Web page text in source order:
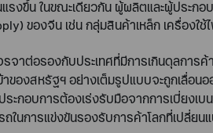
งขึ้น ในขณะเดียวกัน ผู้ผลิตและผู้ประก
ของจีน เช่น กลุ่มสินค้าเหล็ก เครื่องใ
รจาต่อรองกับประเทศที่มีการเกินดุลกา
องสหรัฐฯ อย่างเต็มรูปแบบจะถูกเลื่อน
ระกอบการต้องเร่งรับมือจากการเบี่ยง
นการแข่งขันรองรับการค้าโลกที่เปลี่ยน